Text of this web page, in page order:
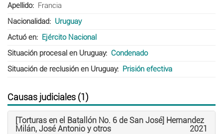
Apellido
Francia
Nacionalidad
Uruguay
Actuó en
Ejército Nacional
Situación procesal en Uruguay
Condenado
Situación de reclusión en Uruguay
Prisión efectiva
Causas judiciales (1)
[Torturas en el Batallón No. 6 de San José] Hernandez
Milán, José Antonio y otros
2021